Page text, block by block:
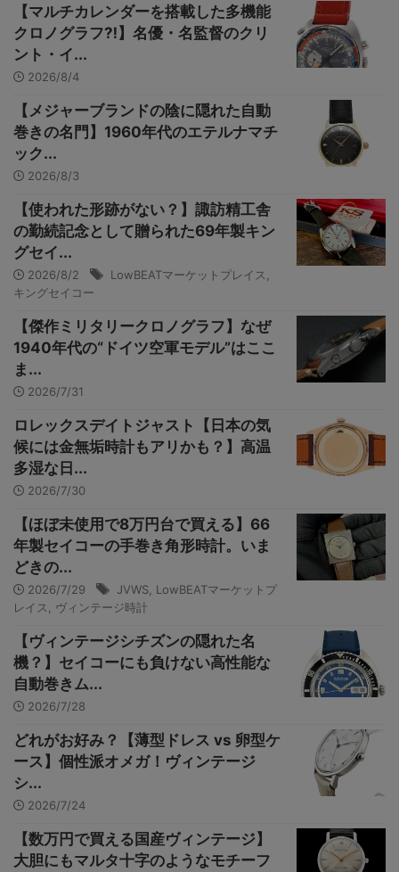
【マルチカレンダーを搭載した多機能
クロノグラフ⁈】名優・名監督のクリ
ント・イ...
2026/8/4
【メジャーブランドの陰に隠れた自動
巻きの名門】1960年代のエテルナマチ
ック...
2026/8/3
【使われた形跡がない？】諏訪精工舎
の勤続記念として贈られた69年製キン
グセイ...
2026/8/2 LowBEATマーケットプレイス
キングセイコー
【傑作ミリタリークロノグラフ】なぜ
1940年代の“ドイツ空軍モデル”はここ
ま...
2026/7/31
ロレックスデイトジャスト【日本の気
候には金無垢時計もアリかも？】高温
多湿な日...
2026/7/30
【ほぼ未使用で8万円台で買える】66
年製セイコーの手巻き角形時計。いま
どきの...
2026/7/29 JVWS LowBEATマーケットプ
レイス
ヴィンテージ時計
【ヴィンテージシチズンの隠れた名
機？】セイコーにも負けない高性能な
自動巻きム...
2026/7/28
どれがお好み？【薄型ドレス vs 卵型ケ
ース】個性派オメガ！ヴィンテージ
シ...
2026/7/24
【数万円で買える国産ヴィンテージ】
大胆にもマルタ十字のようなモチーフ